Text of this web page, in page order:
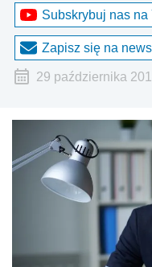
Subskrybuj nas na
Zapisz się na
29 października